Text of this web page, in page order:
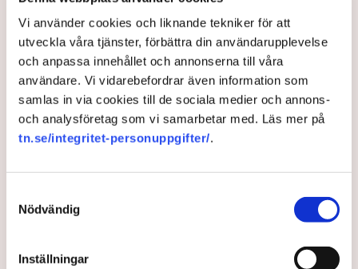
Vi använder cookies och liknande tekniker för att
utveckla våra tjänster, förbättra din användarupplevelse
och anpassa innehållet och annonserna till våra
användare. Vi vidarebefordrar även information som
samlas in via cookies till de sociala medier och annons-
och analysföretag som vi samarbetar med. Läs mer på
tn.se/integritet-personuppgifter/.
Nödvändig
Inställningar
mellanskillnaden. Om elpriset är högre än prissäkringen
ska företaget i stället betala till staten.
Verkliga notan för att inte
bygga kärnkraft – så
sjunker värdet på
företagen: ”Alarmerande”
Hållbarhet
I det sistnämnda fallet handlar det alltså om en kostnad
av ny kärnkraft är summan väldigt högt räknad. Det är
50–100 år, men enligt Finansdepartementets ”bästa